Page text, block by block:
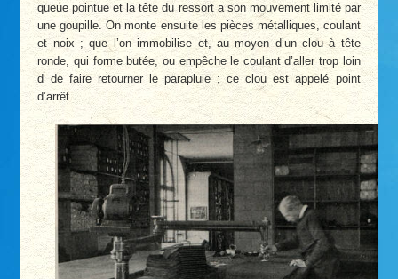
queue pointue et la tête du ressort a son mouvement limité par
une goupille. On monte ensuite les pièces métalliques, coulant
et noix ; que l’on immobilise et, au moyen d’un clou à tête
ronde, qui forme butée, ou empêche le coulant d’aller trop loin
d de faire retourner le parapluie ; ce clou est appelé point
d’arrêt.